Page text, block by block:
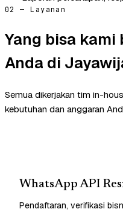
02 — Layanan
Yang bisa
Anda di
Semua dikerjakan tim in-
kebutuhan dan anggaran
WhatsApp API
Pendaftaran, verifikasi